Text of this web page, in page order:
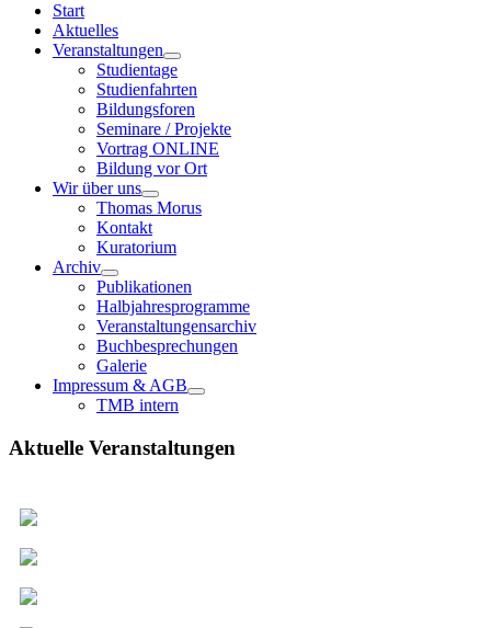
Start
Aktuelles
Veranstaltungen
Studientage
Studienfahrten
Bildungsforen
Seminare / Projekte
Vortrag ONLINE
Bildung vor Ort
Wir über uns
Thomas Morus
Kontakt
Kuratorium
Archiv
Publikationen
Halbjahresprogramme
Veranstaltungensarchiv
Buchbesprechungen
Galerie
Impressum & AGB
TMB intern
Aktuelle Veranstaltungen